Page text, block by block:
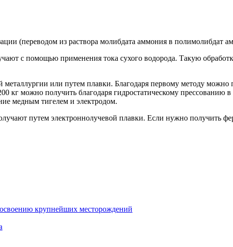
(переводом из раствора молибдата аммония в полимолибдат
с помощью применения тока сухого водорода. Такую
или путем плавки. Благодаря первому методу можно
кг можно получить благодаря гидростатическому прессованию
медным тигелем и электродом.
путем электроннолучевой плавки. Если нужно получить
крупнейших месторождений